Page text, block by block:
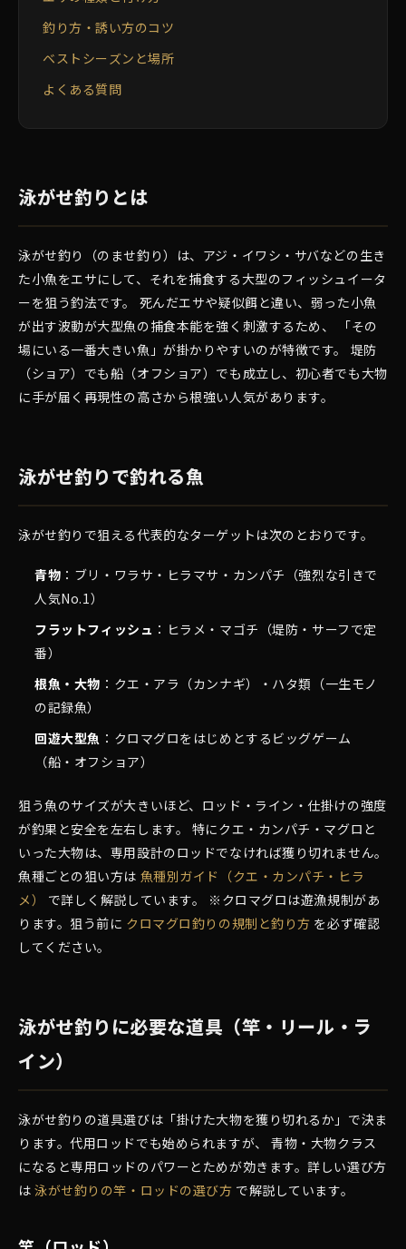
釣り方・誘い方のコツ
ベストシーズンと場所
よくある質問
泳がせ釣りとは
泳がせ釣り（のませ釣り）は、アジ・イワシ・サバなどの生き
た小魚をエサにして、それを捕食する大型のフィッシュイータ
ーを狙う釣法です。 死んだエサや疑似餌と違い、弱った小魚
が出す波動が大型魚の捕食本能を強く刺激するため、 「その
場にいる一番大きい魚」が掛かりやすいのが特徴です。 堤防
（ショア）でも船（オフショア）でも成立し、初心者でも大物
に手が届く再現性の高さから根強い人気があります。
泳がせ釣りで釣れる魚
泳がせ釣りで狙える代表的なターゲットは次のとおりです。
青物 ：ブリ・ワラサ・ヒラマサ・カンパチ（強烈な引きで
人気No.1）
フラットフィッシュ ：ヒラメ・マゴチ（堤防・サーフで定
番）
根魚・大物 ：クエ・アラ（カンナギ）・ハタ類（一生モノ
の記録魚）
回遊大型魚 ：クロマグロをはじめとするビッグゲーム
（船・オフショア）
狙う魚のサイズが大きいほど、ロッド・ライン・仕掛けの強度
が釣果と安全を左右します。 特にクエ・カンパチ・マグロと
いった大物は、専用設計のロッドでなければ獲り切れません。
魚種ごとの狙い方は 魚種別ガイド（クエ・カンパチ・ヒラ
メ）
で詳しく解説しています。 ※クロマグロは遊漁規制があ
ります。狙う前に クロマグロ釣りの規制と釣り方 を必ず確認
してください。
泳がせ釣りに必要な道具（竿・リール・ラ
イン）
泳がせ釣りの道具選びは「掛けた大物を獲り切れるか」で決ま
ります。代用ロッドでも始められますが、 青物・大物クラス
になると専用ロッドのパワーとためが効きます。詳しい選び方
は泳がせ釣りの竿・ロッドの選び方 で解説しています。